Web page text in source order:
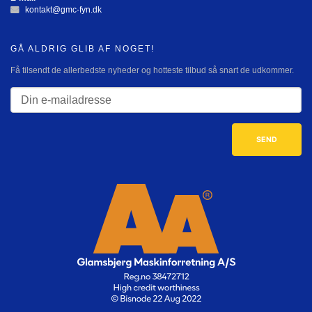
kontakt@gmc-fyn.dk
GÅ ALDRIG GLIB AF NOGET!
Få tilsendt de allerbedste nyheder og hotteste tilbud så snart de udkommer.